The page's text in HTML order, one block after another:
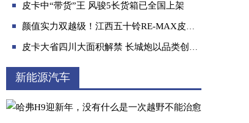
贴心家用车陪伴孩子成长，问界M7车主实录
皮卡中“带货”王 风骏5长货箱已全国上架
颜值实力双越级！江西五十铃RE-MAX皮卡即将酷炫上市
皮卡大省四川大面积解禁 长城炮以品类创新助力行业向上
新能源汽车